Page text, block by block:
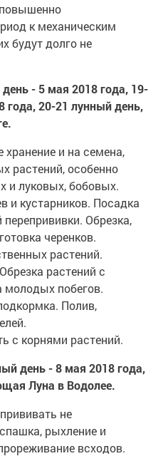
к механическим
будут долго не
- 5 мая 2018 года, 19-
года, 20-21 лунный день,
хранение и на семена,
растений, особенно
и луковых, бобовых.
и кустарников. Посадка
Обрезка,
черенков.
растений.
растений с
молодых побегов.
Полив,
с корнями растений.
день - 8 мая 2018 года,
Луна в Водолее.
не
рыхление и
всходов.